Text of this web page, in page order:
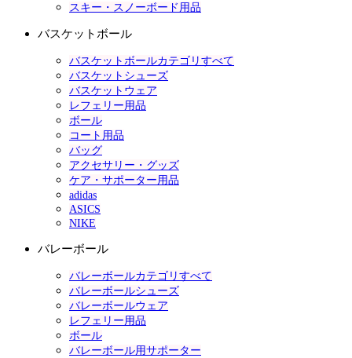
スキー・スノーボード用品
バスケットボール
バスケットボールカテゴリすべて
バスケットシューズ
バスケットウェア
レフェリー用品
ボール
コート用品
バッグ
アクセサリー・グッズ
ケア・サポーター用品
adidas
ASICS
NIKE
バレーボール
バレーボールカテゴリすべて
バレーボールシューズ
バレーボールウェア
レフェリー用品
ボール
バレーボール用サポーター